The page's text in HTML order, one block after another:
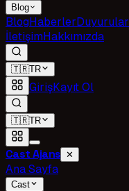
Blog
BlogHaberlerDuyurular
İletişimHakkımızda
🇹🇷TR
GirişKayıt Ol
🇹🇷TR
Cast Ajans ✕
Ana Sayfa
Cast